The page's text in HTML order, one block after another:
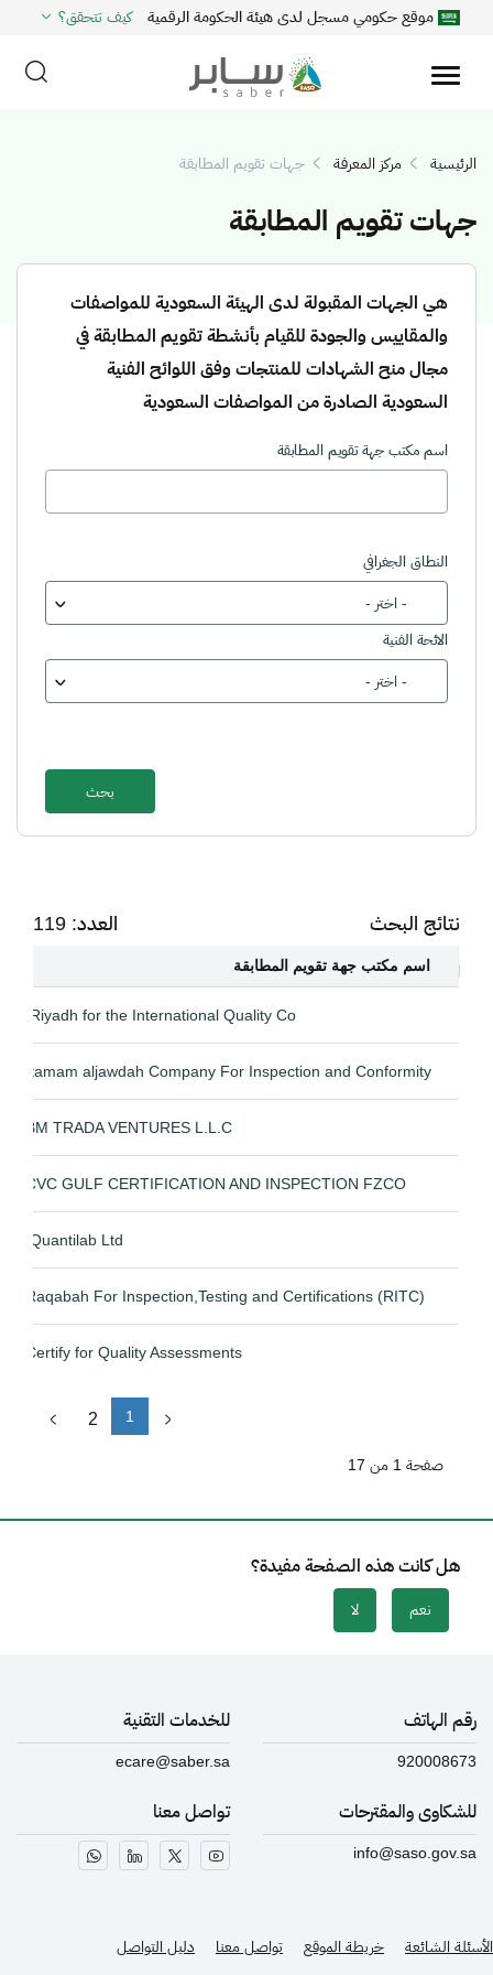
موقع حكومي مسجل لدى هيئة الحكومة الرقمية كيف تتحقق؟
الرئيسية مركز المعرفة جهات تقويم المطابقة
جهات تقويم المطابقة
هي الجهات المقبولة لدى الهيئة السعودية للمواصفات
والمقاييس والجودة للقيام بأنشطة تقويم المطابقة في
مجال منح الشهادات للمنتجات وفق اللوائح الفنية
السعودية الصادرة من المواصفات السعودية
اسم مكتب جهة تقويم المطابقة
النطاق الجغرافي
- اختر -
الائحة الفنية
- اختر -
نتائج البحث العدد: 119
اسم مكتب جهة تقويم المطابقة
Riyadh for the International Quality Co.
Itamam aljawdah Company For Inspection and Conformity
BM TRADA VENTURES L.L.C
CVC GULF CERTIFICATION AND INSPECTION FZCO
Quantilab Ltd.
Raqabah For Inspection,Testing and Certifications (RITC)
Certify for Quality Assessments
1
2
صفحة 1 من 17
هل كانت هذه الصفحة مفيدة؟
نعم لا
رقم الهاتف
920008673
للخدمات التقنية
ecare@saber.sa
للشكاوى والمقترحات
info@saso.gov.sa
تواصل معنا
الأسئلة الشائعة خريطة الموقع تواصل معنا دليل التواصل